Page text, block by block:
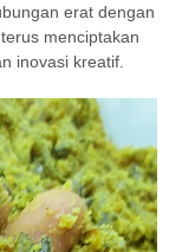
erat dengan
menciptakan
inovasi kreatif.